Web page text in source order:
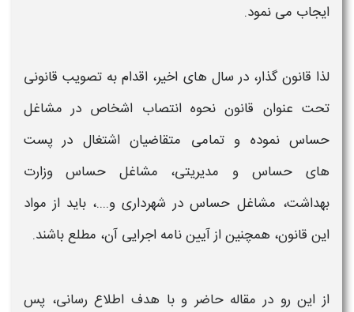
ایجاب می نمود.
لذا قانون گذار، در سال های اخیر، اقدام به تصویب قانونی
تحت عنوان قانون نحوه انتصاب اشخاص در مشاغل
حساس نموده و تمامی متقاضیان اشتغال در پست
های حساس و مدیریتی، مشاغل حساس وزارت
بهداشت، مشاغل حساس در شهرداری و....، باید از مواد
این قانون، همچنین از آیین نامه اجرایی آن، مطلع باشند.
از این رو در مقاله حاضر و با هدف اطلاع رسانی، پس